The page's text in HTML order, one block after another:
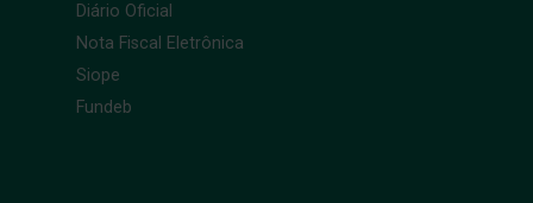
Diário Oficial
Nota Fiscal Eletrônica
Siope
Fundeb